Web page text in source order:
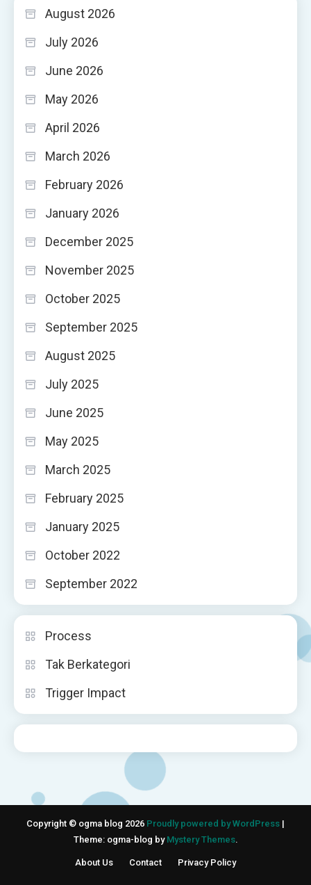
August 2026
July 2026
June 2026
May 2026
April 2026
March 2026
February 2026
January 2026
December 2025
November 2025
October 2025
September 2025
August 2025
July 2025
June 2025
May 2025
March 2025
February 2025
January 2025
October 2022
September 2022
Process
Tak Berkategori
Trigger Impact
Copyright © ogma blog 2026 Proudly powered by WordPress |
Theme: ogma-blog by Mystery Themes.
About Us Contact Privacy Policy